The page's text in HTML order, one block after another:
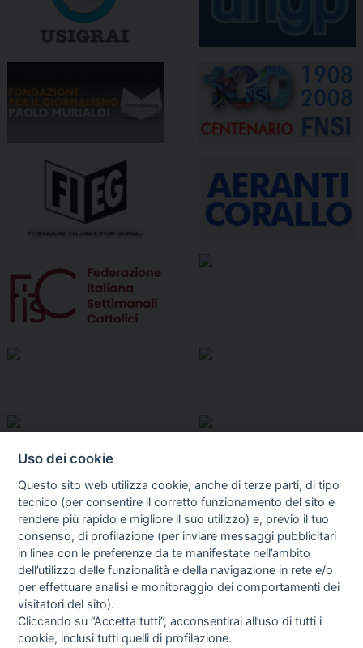
I libri Vedi tutti
Uso dei cookie
Questo sito web utilizza cookie, anche di terze parti, di tipo
tecnico (per consentire il corretto funzionamento del sito e
rendere più rapido e migliore il suo utilizzo) e, previo il tuo
consenso, di profilazione (per inviare messaggi pubblicitari
in linea con le preferenze da te manifestate nell’ambito
dell’utilizzo delle funzionalità e della navigazione in rete e/o
per effettuare analisi e monitoraggio dei comportamenti dei
visitatori del sito).
Cliccando su “Accetta tutti”, acconsentirai all’uso di tutti i
cookie, inclusi tutti quelli di profilazione.